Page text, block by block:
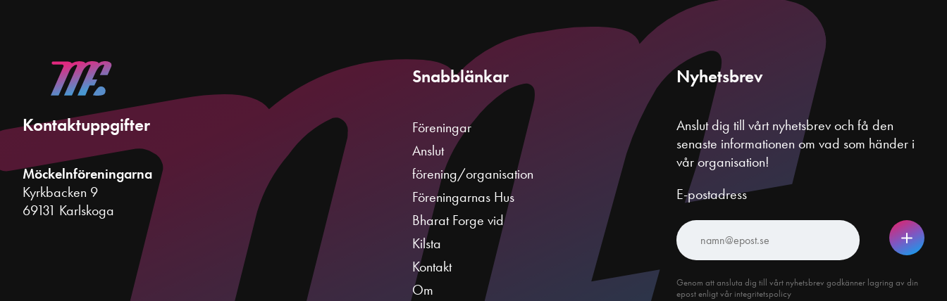
Kontaktuppgifter
Möckelnföreningarna
Kyrkbacken 9
69131 Karlskoga
Snabblänkar
Föreningar
Anslut
förening/organisation
Föreningarnas Hus
Bharat Forge vid
Kilsta
Kontakt
Om
Nyhetsbrev
Anslut dig till vårt nyhetsbrev och få den
senaste informationen om vad som händer i
vår organisation!
E-postadress
Genom att ansluta dig till vårt nyhetsbrev godkänner lagring av din
epost enligt vår integritetspolicy